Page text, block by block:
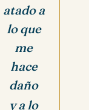
atado a
lo que
me
hace
daño
y a lo